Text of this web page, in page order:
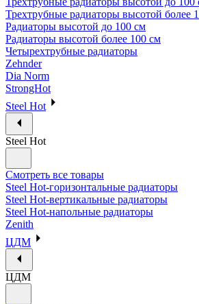
Трехтрубные радиаторы высотой более
Радиаторы высотой до 100 см
Радиаторы высотой более 100 см
Четырехтрубные радиаторы
Zehnder
Dia Norm
StrongHot
Steel Hot
Steel Hot
Смотреть все товары
Steel Hot-горизонтальные радиаторы
Steel Hot-вертикальные радиаторы
Steel Hot-напольные радиаторы
Zenith
ЦДМ
ЦДМ